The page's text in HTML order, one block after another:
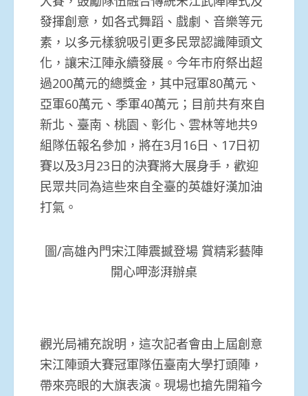
發揮創意，如各式舞蹈、戲劇、音樂等元
素，以多元樣貌吸引更多民眾認識陣頭文
化，讓宋江陣永續發展。今年市府祭出超
過200萬元的總獎金，其中冠軍80萬元、
亞軍60萬元、季軍40萬元；目前共有來自
新北、臺南、桃園、彰化、雲林等地共9
組隊伍報名參加，將在3月16日、17日初
賽以及3月23日的決賽將大展身手，歡迎
民眾共同為這些來自全臺的英雄好漢加油
打氣。
圖/高雄內門宋江陣震撼登場 賞精彩藝陣
開心呷澎湃辦桌
觀光局補充說明，這次記者會由上屆創意
宋江陣頭大賽冠軍隊伍臺南大學打頭陣，
帶來亮眼的大旗表演。現場也搶先開箱今